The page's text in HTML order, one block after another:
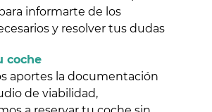
informarte de los
y resolver tus dudas
coche
aportes la documentación
de viabilidad,